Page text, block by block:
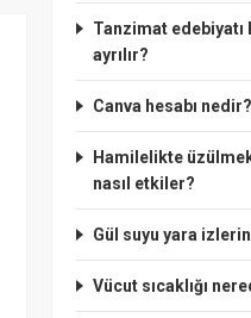
Tanzimat edebiyatı
ayrılır?
Canva hesabı nedir?
Hamilelikte
nasıl etkiler?
Gül suyu yara
Vücut sıcaklığı